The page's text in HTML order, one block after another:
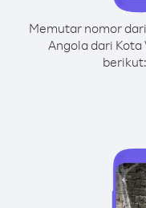
Memutar nomor
Angola dari
berikut: